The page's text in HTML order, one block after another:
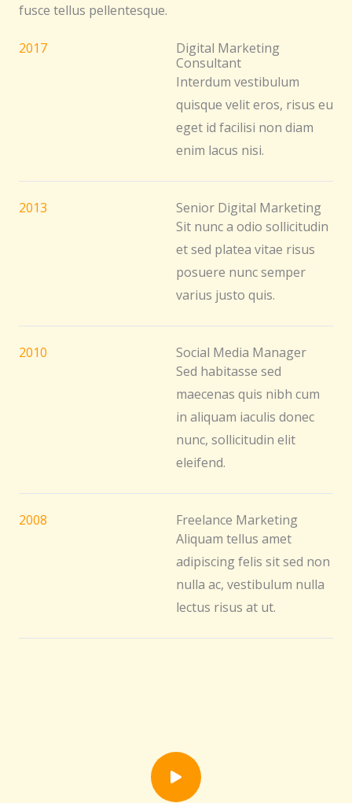
fusce tellus pellentesque.
2017
Digital Marketing
Consultant
Interdum vestibulum
quisque velit eros, risus eu
eget id facilisi non diam
enim lacus nisi.
2013
Senior Digital Marketing
Sit nunc a odio sollicitudin
et sed platea vitae risus
posuere nunc semper
varius justo quis.
2010
Social Media Manager
Sed habitasse sed
maecenas quis nibh cum
in aliquam iaculis donec
nunc, sollicitudin elit
eleifend.
2008
Freelance Marketing
Aliquam tellus amet
adipiscing felis sit sed non
nulla ac, vestibulum nulla
lectus risus at ut.